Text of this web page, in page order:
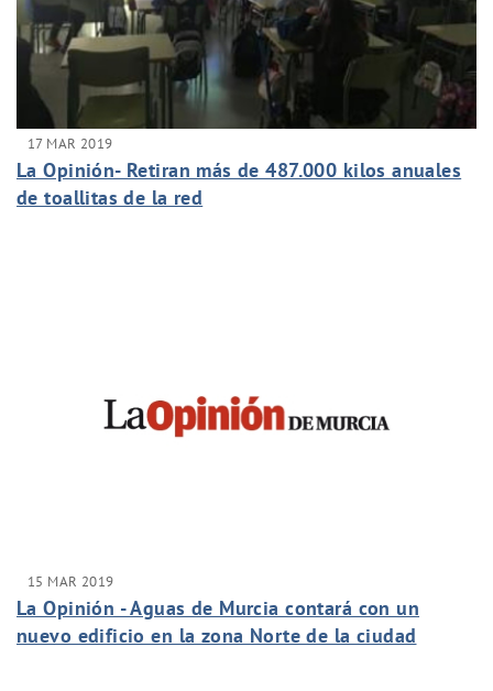
17 MAR 2019
La Opinión- Retiran más de 487.000 kilos anuales
de toallitas de la red
15 MAR 2019
La Opinión - Aguas de Murcia contará con un
nuevo edificio en la zona Norte de la ciudad